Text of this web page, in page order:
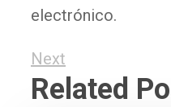
electrónico.
Next
Related